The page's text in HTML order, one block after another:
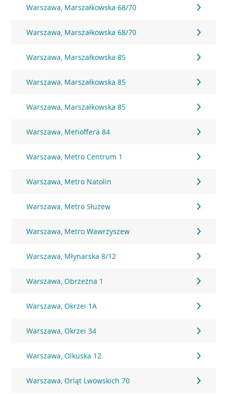
Warszawa, Marszałkowska 68/70
Warszawa, Marszałkowska 68/70
Warszawa, Marszałkowska 85
Warszawa, Marszałkowska 85
Warszawa, Marszałkowska 85
Warszawa, Mehoffera 84
Warszawa, Metro Centrum 1
Warszawa, Metro Natolin
Warszawa, Metro Służew
Warszawa, Metro Wawrzyszew
Warszawa, Młynarska 8/12
Warszawa, Obrzeżna 1
Warszawa, Okrzei 1A
Warszawa, Okrzei 34
Warszawa, Olkuska 12
Warszawa, Orląt Lwowskich 70